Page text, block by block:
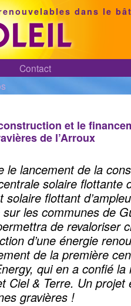
dans le
Contact
et le
de l’Arroux
le lancement de la
solaire flottante
solaire flottant
les communes de
de revaloriser
d’une énergie
de la première
qui en a confié la
Ciel & Terre. Un projet
gravières !